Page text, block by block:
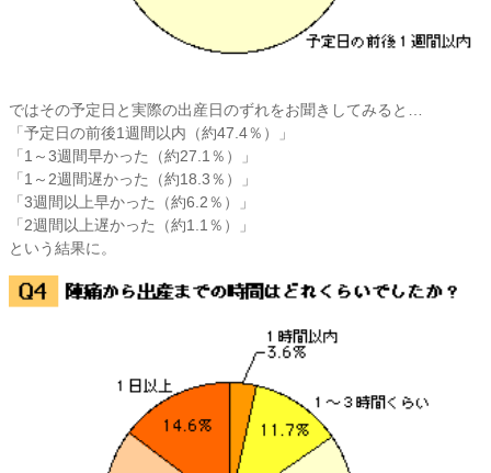
ではその予定日と実際の出産日のずれをお聞きしてみると…
「予定日の前後1週間以内（約47.4％）」
「1～3週間早かった（約27.1％）」
「1～2週間遅かった（約18.3％）」
「3週間以上早かった（約6.2％）」
「2週間以上遅かった（約1.1％）」
という結果に。